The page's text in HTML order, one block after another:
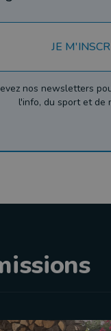
JE
nos newsletters
l'info, du sport et de